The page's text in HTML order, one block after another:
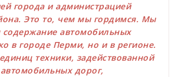
города и администрацией
Это то, чем мы гордимся. Мы
содержание автомобильных
в городе Перми, но и в регионе.
техники, задействованной
дорог,